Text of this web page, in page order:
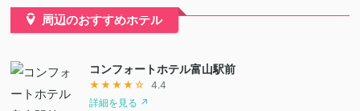
周辺のおすすめホテル
コンフォートホテル富山駅前
★★★★☆
4.4
詳細を見る ↗